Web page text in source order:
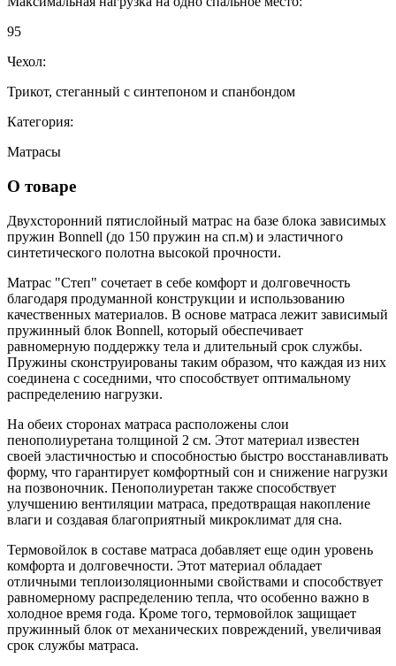
95
Чехол:
Трикот, стеганный с синтепоном и спанбондом
Категория:
Матрасы
О товаре
Двухсторонний пятислойный матрас на базе блока зависимых
пружин Bonnell (до 150 пружин на сп.м) и эластичного
синтетического полотна высокой прочности.
Матрас "Степ" сочетает в себе комфорт и долговечность
благодаря продуманной конструкции и использованию
качественных материалов. В основе матраса лежит зависимый
пружинный блок Bonnell, который обеспечивает
равномерную поддержку тела и длительный срок службы.
Пружины сконструированы таким образом, что каждая из них
соединена с соседними, что способствует оптимальному
распределению нагрузки.
На обеих сторонах матраса расположены слои
пенополиуретана толщиной 2 см. Этот материал известен
своей эластичностью и способностью быстро восстанавливать
форму, что гарантирует комфортный сон и снижение нагрузки
на позвоночник. Пенополиуретан также способствует
улучшению вентиляции матраса, предотвращая накопление
влаги и создавая благоприятный микроклимат для сна.
Термовойлок в составе матраса добавляет еще один уровень
комфорта и долговечности. Этот материал обладает
отличными теплоизоляционными свойствами и способствует
равномерному распределению тепла, что особенно важно в
холодное время года. Кроме того, термовойлок защищает
пружинный блок от механических повреждений, увеличивая
срок службы матраса.